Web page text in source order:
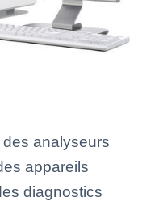
analyseurs
appareils
diagnostics